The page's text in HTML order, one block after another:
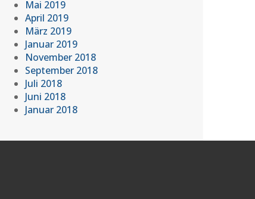
Mai 2019
April 2019
März 2019
Januar 2019
November 2018
September 2018
Juli 2018
Juni 2018
Januar 2018